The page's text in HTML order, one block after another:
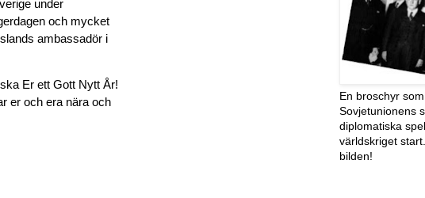
under
och mycket
ambassadör i
Er ett Gott Nytt År!
er och era nära och
En broschyr
Sovjetunionens
diplomatiska
världskriget
bilden!